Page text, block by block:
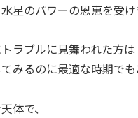
星のパワーの恩恵を受
ラブルに見舞われた方は
みるのに最適な時期でも
体で、